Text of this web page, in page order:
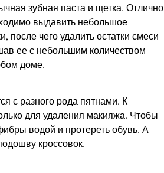
зубная паста и щетка. Отлично
выдавить небольшое
после чего удалить остатки смеси
ее с небольшим количеством
доме.
с разного рода пятнами. К
для удаления макияжа. Чтобы
водой и протереть обувь. А
кроссовок.